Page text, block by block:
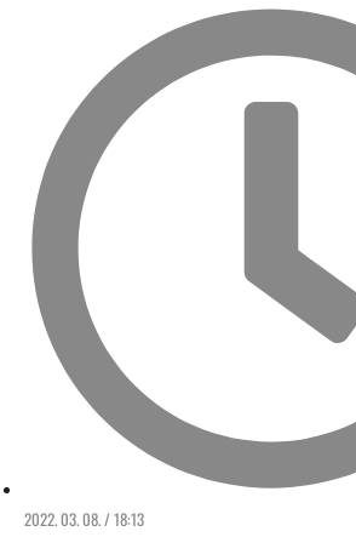
2022. 03. 08. / 18:13